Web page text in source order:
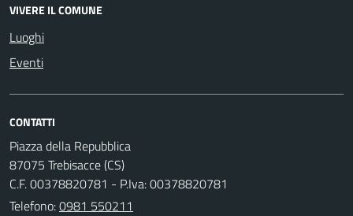
VIVERE IL COMUNE
Luoghi
Eventi
CONTATTI
Piazza della Repubblica
87075 Trebisacce (CS)
C.F. 00378820781 - P.Iva: 00378820781
Telefono:0981 550211